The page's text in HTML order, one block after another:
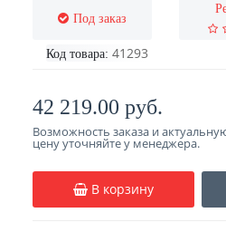
Под заказ
Код товара: 41293
42 219.00 руб.
Возможность заказа и
цену уточняйте у менеджера.
В корзину